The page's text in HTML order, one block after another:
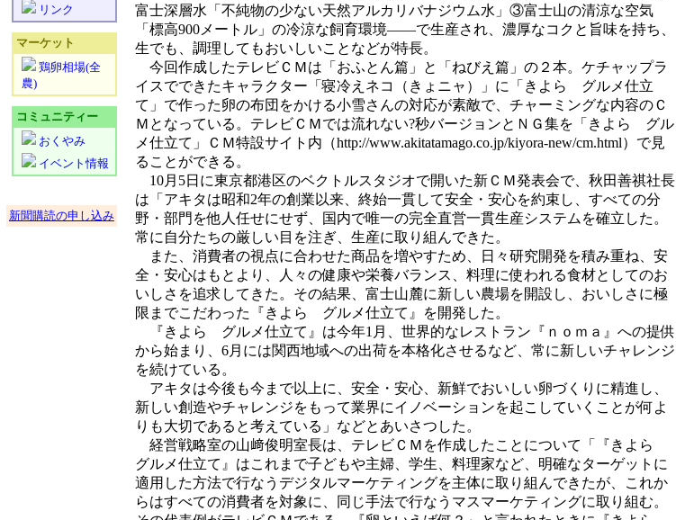
リンク
マーケット
鶏卵相場(全
農)
コミュニティー
おくやみ
イベント情報
新聞購読の申し込み
富士深層水「不純物の少ない天然アルカリバナジウム水」③富士山の清涼な空気
「標高900メートル」の冷涼な飼育環境――で生産され、濃厚なコクと旨味を持ち、
生でも、調理してもおいしいことなどが特長。
今回作成したテレビＣＭは「おふとん篇」と「ねびえ篇」の２本。ケチャップラ
イスでできたキャラクター「寝冷えネコ（きょニャ）」に「きよら グルメ仕立
て」で作った卵の布団をかける小雪さんの対応が素敵で、チャーミングな内容のＣ
Ｍとなっている。テレビＣＭでは流れない?秒バージョンとＮＧ集を「きよら グル
メ仕立て」ＣＭ特設サイト内（http://www.akitatamago.co.jp/kiyora-new/cm.html）で見
ることができる。
10月5日に東京都港区のベクトルスタジオで開いた新ＣＭ発表会で、秋田善祺社長
は「アキタは昭和2年の創業以来、終始一貫して安全・安心を約束し、すべての分
野・部門を他人任せにせず、国内で唯一の完全直営一貫生産システムを確立した。
常に自分たちの厳しい目を注ぎ、生産に取り組んできた。
また、消費者の視点に合わせた商品を増やすため、日々研究開発を積み重ね、安
全・安心はもとより、人々の健康や栄養バランス、料理に使われる食材としてのお
いしさを追求してきた。その結果、富士山麓に新しい農場を開設し、おいしさに極
限までこだわった『きよら グルメ仕立て』を開発した。
『きよら グルメ仕立て』は今年1月、世界的なレストラン『ｎｏｍａ』への提供
から始まり、6月には関西地域への出荷を本格化させるなど、常に新しいチャレンジ
を続けている。
アキタは今後も今まで以上に、安全・安心、新鮮でおいしい卵づくりに精進し、
新しい創造やチャレンジをもって業界にイノベーションを起こしていくことが何よ
りも大切であると考えている」などとあいさつした。
経営戦略室の山﨑俊明室長は、テレビＣＭを作成したことについて「『きよら
グルメ仕立て』はこれまで子どもや主婦、学生、料理家など、明確なターゲットに
適用した方法で行なうデジタルマーケティングを主体に取り組んできたが、これか
らはすべての消費者を対象に、同じ手法で行なうマスマーケティングに取り組む。